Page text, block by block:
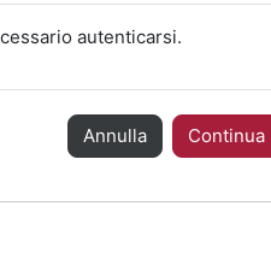
autenticarsi.
Annulla Continua